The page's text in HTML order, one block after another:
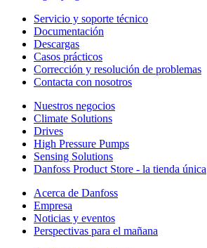
Servicio y soporte técnico
Documentación
Descargas
Casos prácticos
Corrección y resolución de problemas
Contacta con nosotros
Nuestros negocios
Climate Solutions
Drives
High Pressure Pumps
Sensing Solutions
Danfoss Product Store - la tienda única
Acerca de Danfoss
Empresa
Noticias y eventos
Perspectivas para el mañana